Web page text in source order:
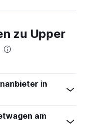
zu Upper
in
am